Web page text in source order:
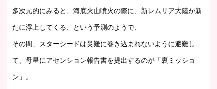
多次元的にみると、海底火山噴火の際に、新レムリア大陸が新
たに浮上してくる、という予測のようで、
その間、スターシードは災難に巻き込まれないように避難し
て、母星にアセンション報告書を提出するのが「裏ミッショ
ン」。